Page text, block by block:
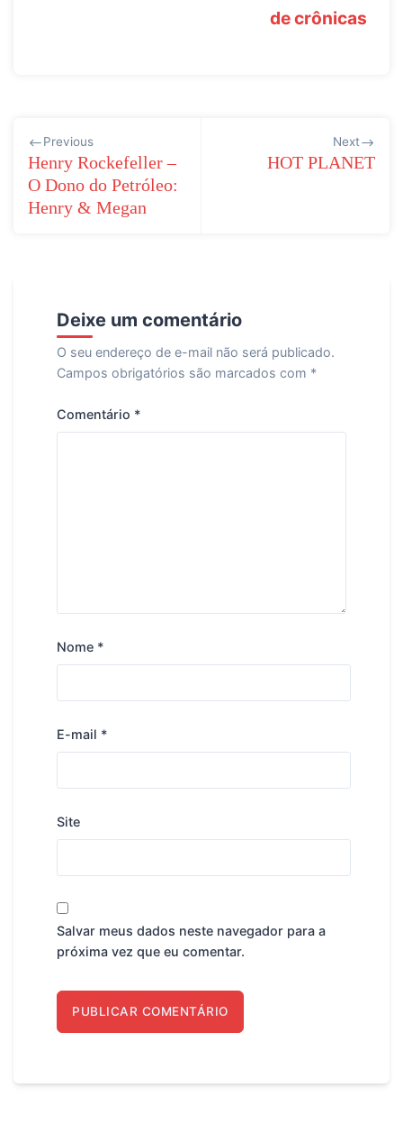
de crônicas
Navegação
de
Post
Previous
Henry Rockefeller –
O Dono do Petróleo:
Henry & Megan
Next
HOT PLANET
Deixe um comentário
O seu endereço de e-mail não será publicado.
Campos obrigatórios são marcados com *
Comentário *
Nome *
E-mail *
Site
Salvar meus dados neste navegador para a
próxima vez que eu comentar.